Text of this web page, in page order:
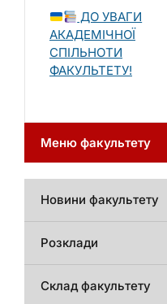
ДО УВАГИ
АКАДЕМІЧНОЇ
СПІЛЬНОТИ
ФАКУЛЬТЕТУ!
Меню факультету
Новини факультету
Розклади
Склад факультету